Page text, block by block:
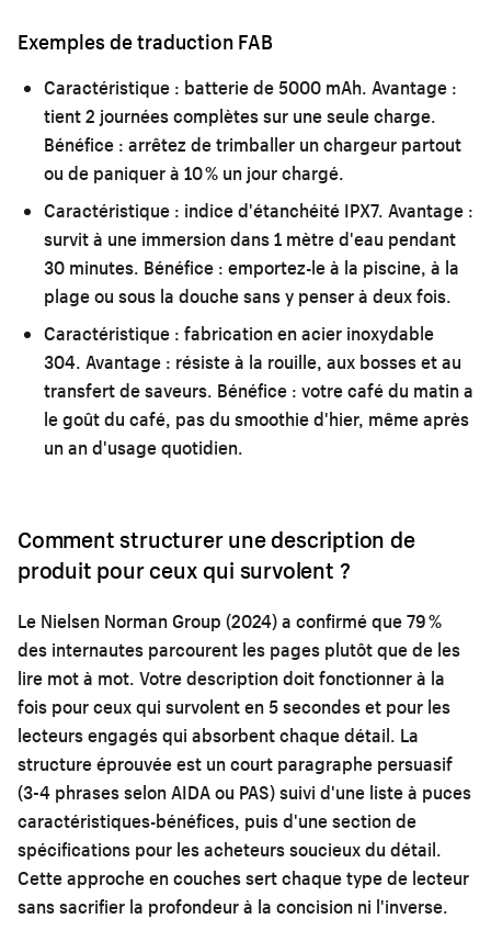
Exemples de traduction FAB
Caractéristique : batterie de 5000 mAh. Avantage :
tient 2 journées complètes sur une seule charge.
Bénéfice : arrêtez de trimballer un chargeur partout
ou de paniquer à 10 % un jour chargé.
Caractéristique : indice d'étanchéité IPX7. Avantage :
survit à une immersion dans 1 mètre d'eau pendant
30 minutes. Bénéfice : emportez-le à la piscine, à la
plage ou sous la douche sans y penser à deux fois.
Caractéristique : fabrication en acier inoxydable
304. Avantage : résiste à la rouille, aux bosses et au
transfert de saveurs. Bénéfice : votre café du matin a
le goût du café, pas du smoothie d'hier, même après
un an d'usage quotidien.
Comment structurer une description de
produit pour ceux qui survolent ?
Le Nielsen Norman Group (2024) a confirmé que 79 %
des internautes parcourent les pages plutôt que de les
lire mot à mot. Votre description doit fonctionner à la
fois pour ceux qui survolent en 5 secondes et pour les
lecteurs engagés qui absorbent chaque détail. La
structure éprouvée est un court paragraphe persuasif
(3-4 phrases selon AIDA ou PAS) suivi d'une liste à puces
caractéristiques-bénéfices, puis d'une section de
spécifications pour les acheteurs soucieux du détail.
Cette approche en couches sert chaque type de lecteur
sans sacrifier la profondeur à la concision ni l'inverse.